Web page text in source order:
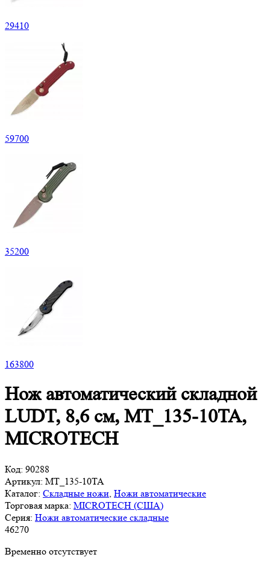
29410
59700
35200
163800
Нож автоматический складной
LUDT, 8,6 см, MT_135-10TA,
MICROTECH
Код: 90288
Артикул: MT_135-10TA
Каталог: Складные ножи Ножи автоматические
Торговая марка: MICROTECH (США)
Серия: Ножи автоматические складные
46270
Временно отсутствует